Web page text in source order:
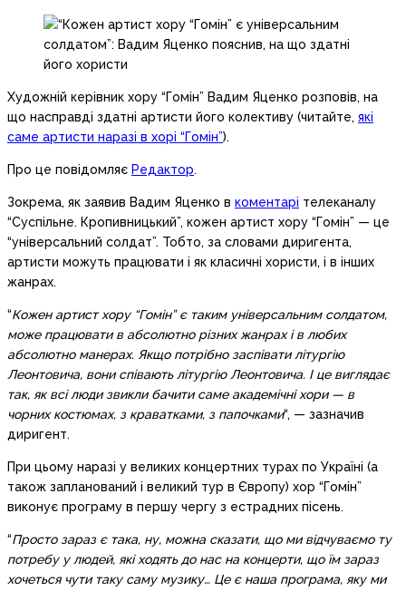
Художній керівник хору “Гомін” Вадим Яценко розповів, на
що насправді здатні артисти його колективу (читайте, які
саме артисти наразі в хорі “Гомін”).
Про це повідомляє Редактор.
Зокрема, як заявив Вадим Яценко в коментарі телеканалу
“Суспільне. Кропивницький”, кожен артист хору “Гомін” — це
“універсальний солдат”. Тобто, за словами диригента,
артисти можуть працювати і як класичні хористи, і в інших
жанрах.
“Кожен артист хору “Гомін” є таким універсальним солдатом,
може працювати в абсолютно різних жанрах і в любих
абсолютно манерах. Якщо потрібно заспівати літургію
Леонтовича, вони співають літургію Леонтовича. І це виглядає
так, як всі люди звикли бачити саме академічні хори — в
чорних костюмах, з краватками, з папочками“, — зазначив
диригент.
При цьому наразі у великих концертних турах по Україні (а
також запланований і великий тур в Європу) хор “Гомін”
виконує програму в першу чергу з естрадних пісень.
“Просто зараз є така, ну, можна сказати, що ми відчуваємо ту
потребу у людей, які ходять до нас на концерти, що їм зараз
хочеться чути таку саму музику… Це є наша програма, яку ми